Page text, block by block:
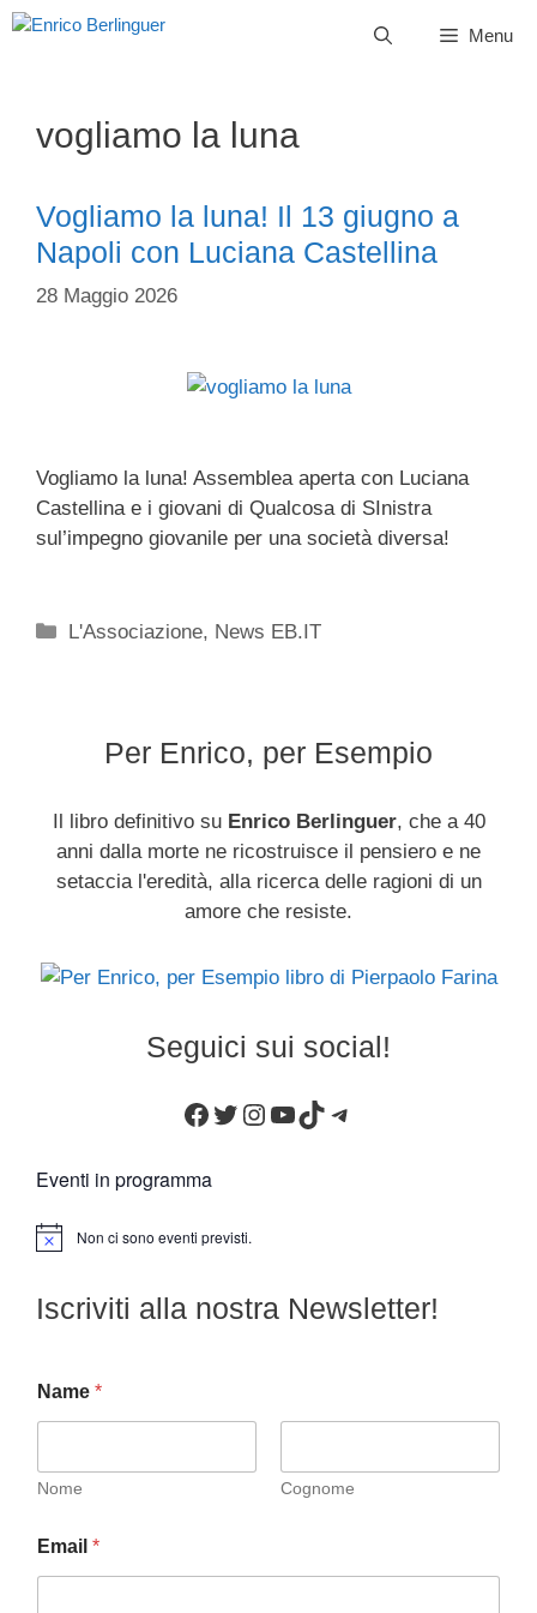
Vai
Menu
vogliamo la luna
Vogliamo la luna! Il 13 giugno a
Napoli con Luciana Castellina
28 Maggio 2026
Vogliamo la luna! Assemblea aperta con Luciana
Castellina e i giovani di Qualcosa di SInistra
sul’impegno giovanile per una società diversa!
Categorie
L'Associazione, News EB.IT
Per Enrico, per Esempio
Il libro definitivo su Enrico Berlinguer, che a 40
anni dalla morte ne ricostruisce il pensiero e ne
setaccia l'eredità, alla ricerca delle ragioni di un
amore che resiste.
Seguici sui social!
Facebook
Twitter
Instagram
YouTube
TikTokTelegram
Eventi in programma
N
c
Non ci sono eventi previsti.
Iscriviti alla nostra Newsletter!
Name *
Nome Cognome
Email *